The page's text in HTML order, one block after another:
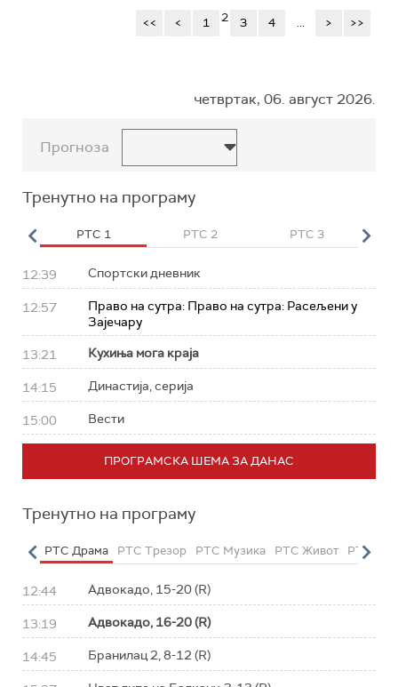
<< < 1 2 3 4 ... > >>
четвртак, 06. август 2026.
Прогноза
Тренутно на програму
РТС 1 РТС 2 РТС 3
12:39 Спортски дневник
12:57
Право на сутра: Право на сутра: Расељени у
Зајечару
13:21 Кухиња мога краја
14:15 Династија, серија
15:00 Вести
ПРОГРАМСКА ШЕМА ЗА ДАНАС
Тренутно на програму
РТС Драма РТС Трезор РТС Музика РТС Живот РТС
12:44 Адвокадо, 15-20 (R)
13:19 Адвокадо, 16-20 (R)
14:45 Бранилац 2, 8-12 (R)